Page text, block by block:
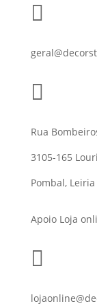


Rua
3105-165
Pombal, Leiria
Apoio Loja
